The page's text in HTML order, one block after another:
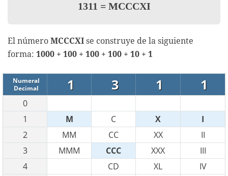
1311 =MCCCXI
El número MCCCXI se construye de la siguiente
forma: 1000 + 100 + 100 + 100 + 10 + 1
Numeral
Decimal
1 3 1 1
0
1
M C X
I
2
MM CC XX
II
3
MMM CCC XXX
III
4
CD XL
IV